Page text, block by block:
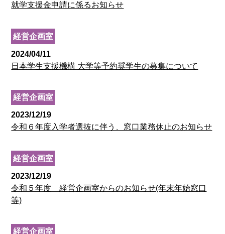
就学支援金申請に係るお知らせ
経営企画室
2024/04/11
日本学生支援機構 大学等予約奨学生の募集について
経営企画室
2023/12/19
令和６年度入学者選抜に伴う、窓口業務休止のお知らせ
経営企画室
2023/12/19
令和５年度 経営企画室からのお知らせ(年末年始窓口
等)
経営企画室